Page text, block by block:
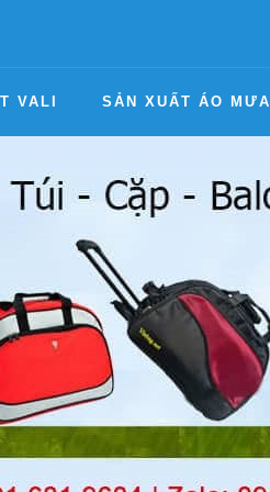
VALI SẢN XUẤT ÁO MƯA